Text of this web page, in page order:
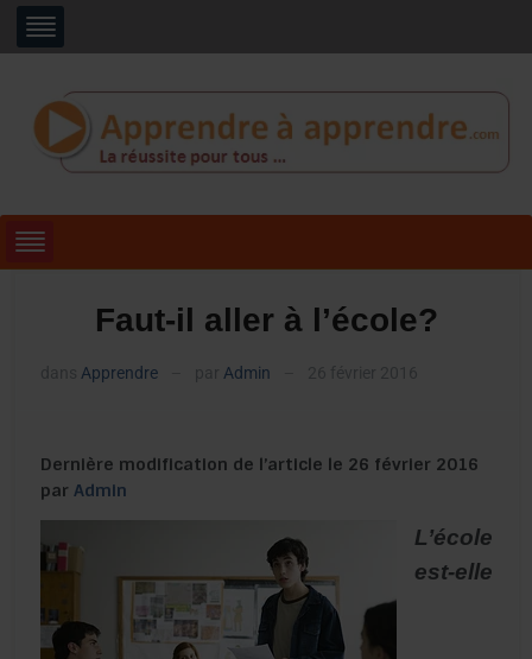
Faut-il aller à l’école?
Apprendre Admin
Dernière modification de l’article le 26 février 2016
parAdmin
L’école
est-elle